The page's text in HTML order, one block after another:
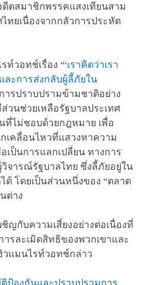
ตสมาชิกพรรคแสงเทียนสาม
ทยเนื่องจากกลัวการประหัต
ท์วอทช์เรื่อง “‘เราคิดว่าเรา
ละการส่งกลับผู้ลี้ภัยใน
รปราบปรามข้ามชาติอย่าง
วนช่วยเหลือรัฐบาลประเทศ
ที่ไม่ชอบด้วยกฎหมาย เพื่อ
เคลื่อนไหวที่แสวงหาความ
เป็นการแลกเปลี่ยน ทางการ
จารณ์รัฐบาลไทย ซึ่งลี้ภัยอยู่ใน
ด้ โดยเป็นส่วนหนึ่งของ “ตลาด
ต่าง
ญกับความเสี่ยงอย่างต่อเนื่องที่
รละเมิดสิทธิของพวกเขาและ
วแมนไรท์วอทช์กล่าว